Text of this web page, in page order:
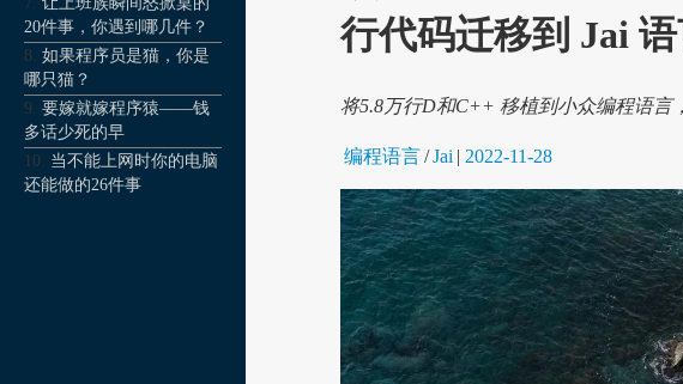
20件事，你遇到哪几件？
如果程序员是猫，你是
哪只猫？
要嫁就嫁程序猿——钱
多话少死的早
当不能上网时你的电脑
还能做的26件事
行代码迁移到 Jai
将5.8万行D和C++ 移植到小众编程语言
编程语言/Jai | 2022-11-28